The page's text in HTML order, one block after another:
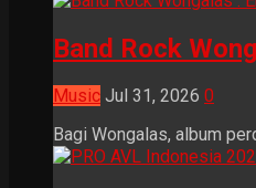
Band Rock
Music Jul 31, 2026 0
Bagi Wongalas, album